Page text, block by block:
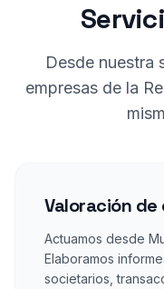
Desde nuestra
empresas de la
Valoración de
Actuamos desde
Elaboramos
societarios,